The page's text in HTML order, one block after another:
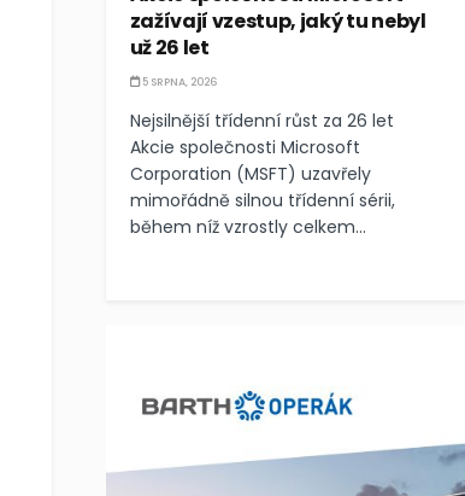
zažívají vzestup, jaký tu nebyl
už 26 let
5 SRPNA, 2026
Nejsilnější třídenní růst za 26 let
Akcie společnosti Microsoft
Corporation (MSFT) uzavřely
mimořádně silnou třídenní sérii,
během níž vzrostly celkem...